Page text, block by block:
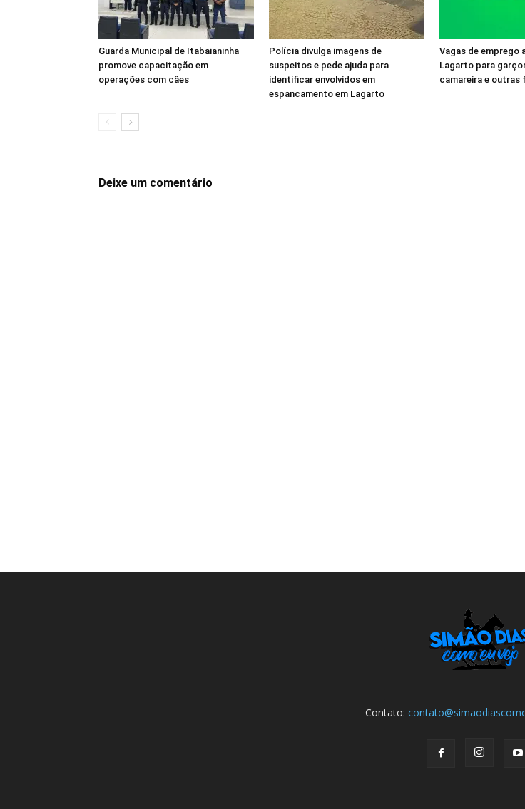
Guarda Municipal de Itabaianinha
promove capacitação em
operações com cães
Polícia divulga imagens de
suspeitos e pede ajuda para
identificar envolvidos em
espancamento em Lagarto
Vagas de emprego
Lagarto para
camareira e outras
Deixe um comentário
Contato: